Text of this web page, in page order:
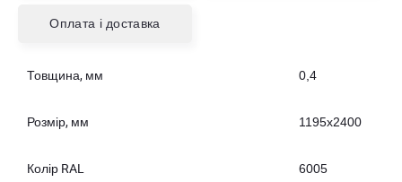
Оплата і доставка
Товщина, мм 0,4
Розмір, мм 1195х2400
Колір RAL 6005